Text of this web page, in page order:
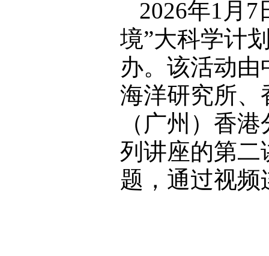
2026年1月
境”大科学计
办。该活动
海洋研究所、
（广州）香
列讲座的第二
题，通过视